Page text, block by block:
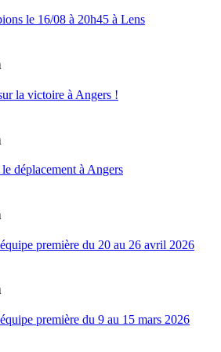
le 16/08 à 20h45 à Lens
la victoire à Angers !
déplacement à Angers
première du 20 au 26 avril 2026
première du 9 au 15 mars 2026